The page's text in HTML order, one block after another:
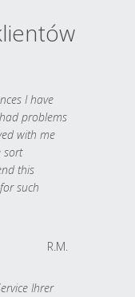
I have
problems
with me
sort
this
such
R.M.
Ihrer